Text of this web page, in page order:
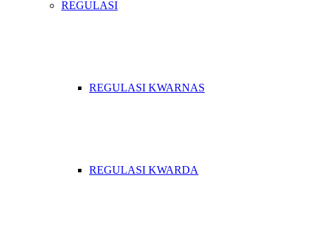
REGULASI
REGULASI KWARNAS
REGULASI KWARDA